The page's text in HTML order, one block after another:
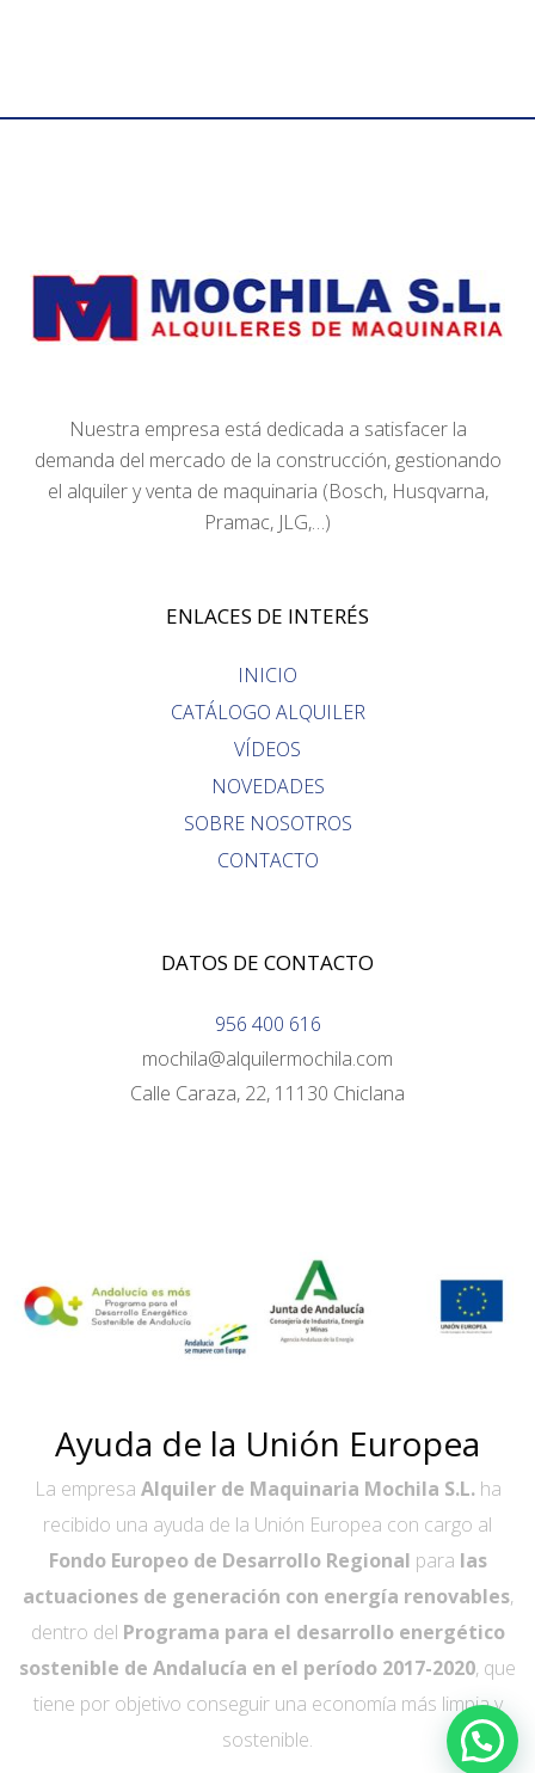
Nuestra empresa está dedicada a satisfacer la
demanda del mercado de la construcción, gestionando
el alquiler y venta de maquinaria (Bosch, Husqvarna,
Pramac, JLG,…)
ENLACES DE INTERÉS
INICIO
CATÁLOGO ALQUILER
VÍDEOS
NOVEDADES
SOBRE NOSOTROS
CONTACTO
DATOS DE CONTACTO
956 400 616
mochila@alquilermochila.com
Calle Caraza, 22, 11130 Chiclana
Ayuda de la Unión Europea
La empresa Alquiler de Maquinaria Mochila S.L.ha
recibido una ayuda de la Unión Europea con cargo al
Fondo Europeo de Desarrollo Regional para las
actuaciones de generación con energía renovables,
dentro del Programa para el desarrollo energético
sostenible de Andalucía en el período 2017-2020, que
tiene por objetivo conseguir una economía más limpia y
sostenible.